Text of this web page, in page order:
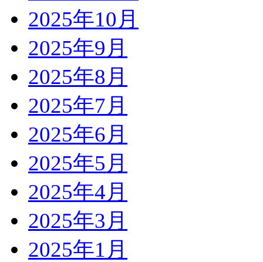
2025年10月
2025年9月
2025年8月
2025年7月
2025年6月
2025年5月
2025年4月
2025年3月
2025年1月